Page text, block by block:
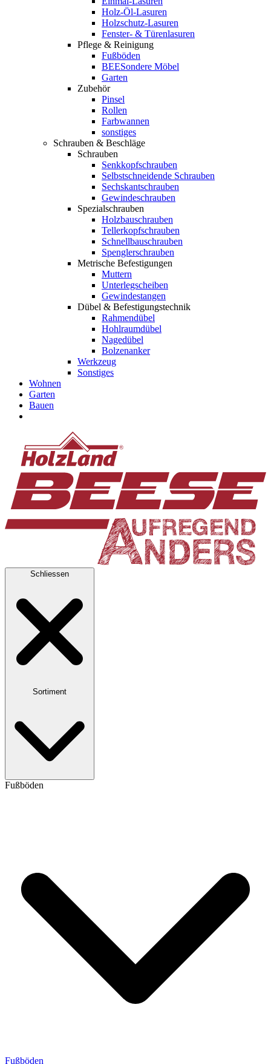
Holz-Öl-Lasuren
Holzschutz-Lasuren
Fenster- & Türenlasuren
Pflege & Reinigung
Fußböden
BEESondere Möbel
Garten
Zubehör
Pinsel
Rollen
Farbwannen
sonstiges
Schrauben & Beschläge
Schrauben
Senkkopfschrauben
Selbstschneidende Schrauben
Sechskantschrauben
Gewindeschrauben
Spezialschrauben
Holzbauschrauben
Tellerkopfschrauben
Schnellbauschrauben
Spenglerschrauben
Metrische Befestigungen
Muttern
Unterlegscheiben
Gewindestangen
Dübel & Befestigungstechnik
Rahmendübel
Hohlraumdübel
Nagedübel
Bolzenanker
Werkzeug
Sonstiges
Wohnen
Garten
Bauen
Schliessen
Sortiment
Fußböden
Fußböden